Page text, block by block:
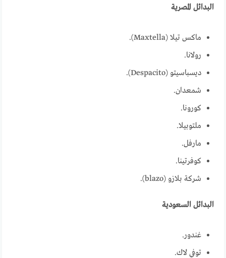
البدائل المصرية
ماكس تيلا (Maxtella).
رولانا.
ديسباسيتو (Despacito).
شمعدان.
كورونا.
ملتوبيلا.
مارفل.
كوفرتينا.
شركة بلازو (blazo).
البدائل السعودية
غندور.
توفي لاك.